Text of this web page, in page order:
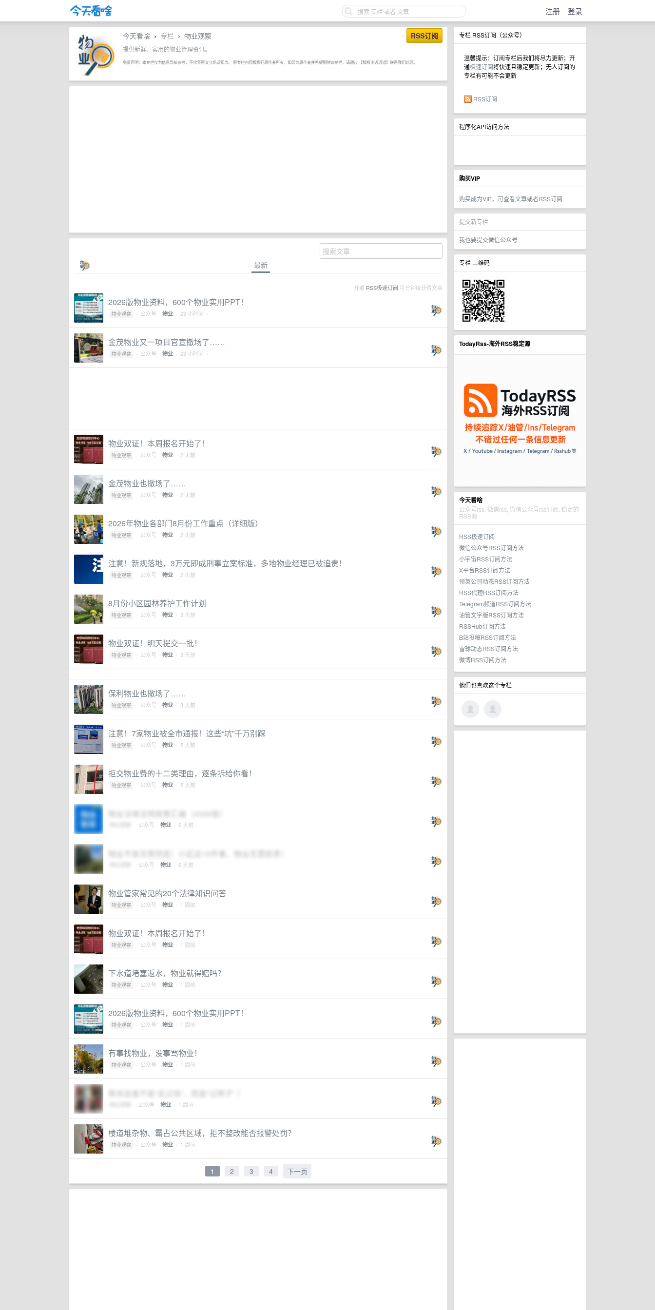
注册 登录
专栏 RSS订阅（公众号）
温馨提示：订阅专栏后我们将尽力更新；开
通极速订阅将快速且稳定更新；无人订阅的
专栏有可能不会更新
RSS订阅
程序化API访问方法
购买VIP
购买成为VIP，可查看文章或者RSS订阅
提交新专栏
我也要提交微信公众号
专栏 二维码
TodayRss-海外RSS稳定源
今天看啥
公众号rss, 微信rss, 微信公众号rss订阅, 稳定的
RSS源
RSS极速订阅
微信公众号RSS订阅方法
小宇宙RSS订阅方法
X平台RSS订阅方法
领英公司动态RSS订阅方法
RSS代理RSS订阅方法
Telegram频道RSS订阅方法
油管文字版RSS订阅方法
RSSHub订阅方法
B站投稿RSS订阅方法
雪球动态RSS订阅方法
微博RSS订阅方法
他们也喜欢这个专栏
• RSS订阅
今天看啥 › 专栏 › 物业观察
提供新鲜、实用的物业管理资讯。
免责声明：本专栏仅为信息导航参考，不代表原文立场或观点。 原专栏内容版权归原作者所有，如您为原作者并希望删除该专栏，请通过 【版权申诉通道】 联系我们处理。
最新
开通 RSS极速订阅 可分钟级获得文章
2026版物业资料，600个物业实用PPT！
物业观察 · 公众号 · 物业 · 23 小时前 ·
金茂物业又一项目官宣撤场了……
物业观察 · 公众号 · 物业 · 23 小时前 ·
物业双证！本周报名开始了！
物业观察 · 公众号 · 物业 · 2 天前 ·
金茂物业也撤场了……
物业观察 · 公众号 · 物业 · 2 天前 ·
2026年物业各部门8月份工作重点（详细版）
物业观察 · 公众号 · 物业 · 2 天前 ·
注意！新规落地，3万元即成刑事立案标准，多地物业经理已被追责！
物业观察 · 公众号 · 物业 · 2 天前 ·
8月份小区园林养护工作计划
物业观察 · 公众号 · 物业 · 3 天前 ·
物业双证！明天提交一批！
物业观察 · 公众号 · 物业 · 3 天前 ·
保利物业也撤场了……
物业观察 · 公众号 · 物业 · 3 天前 ·
注意！7家物业被全市通报！这些“坑”千万别踩
物业观察 · 公众号 · 物业 · 5 天前 ·
拒交物业费的十二类理由，逐条拆给你看！
物业观察 · 公众号 · 物业 · 5 天前 ·
物业法律法规政策汇编（2026版）
· 公众号 · 物业 · 6 天前 ·
物业不是无限兜底！小区这15件事，物业无需担责！
· 公众号 · 物业 · 6 天前 ·
物业管家常见的20个法律知识问答
物业观察 · 公众号 · 物业 · 1 周前 ·
物业双证！本周报名开始了！
物业观察 · 公众号 · 物业 · 1 周前 ·
下水道堵塞返水，物业就得赔吗？
物业观察 · 公众号 · 物业 · 1 周前 ·
2026版物业资料，600个物业实用PPT！
物业观察 · 公众号 · 物业 · 1 周前 ·
有事找物业，没事骂物业！
物业观察 · 公众号 · 物业 · 1 周前 ·
· 公众号 · 物业 · 1 周前 ·
楼道堆杂物、霸占公共区域，拒不整改能否报警处罚？
物业观察 · 公众号 · 物业 · 1 周前 ·
1 2 3 4 下一页